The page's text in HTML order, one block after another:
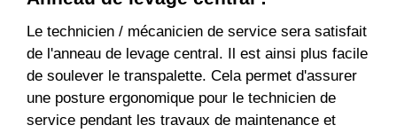
Le technicien / mécanicien de service sera satisfait
de l'anneau de levage central. Il est ainsi plus facile
de soulever le transpalette. Cela permet d'assurer
une posture ergonomique pour le technicien de
service pendant les travaux de maintenance et